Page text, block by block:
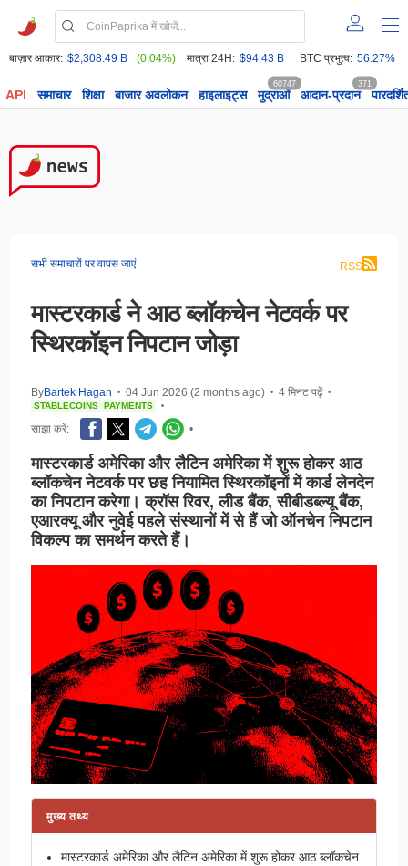
बाज़ार आकार: $2,308.49 B (0.04%) मात्रा 24H: $94.43 B BTC प्रभुत्व: 56.27%
API समाचार शिक्षा बाजार अवलोकन हाइलाइट्स मुद्राओं
60747
आदान-प्रदान
371
सभी समाचारों पर वापस जाएं RSS
मास्टरकार्ड ने आठ ब्लॉकचेन नेटवर्क पर
स्थिरकॉइन निपटान जोड़ा
ByBartek Hagan • 04 Jun 2026 (2 months ago) • 4 मिनट पढ़ें •
STABLECOINS PAYMENTS •
साझा करें: •
मास्टरकार्ड अमेरिका और लैटिन अमेरिका में शुरू होकर आठ
ब्लॉकचेन नेटवर्क पर छह नियामित स्थिरकॉइनों में कार्ड लेनदेन
का निपटान करेगा। क्रॉस रिवर, लीड बैंक, सीबीडब्ल्यू बैंक,
एआरक्यू और नुवेई पहले संस्थानों में से हैं जो ऑनचेन निपटान
विकल्प का समर्थन करते हैं।
मुख्य तथ्य
मास्टरकार्ड अमेरिका और लैटिन अमेरिका में शुरू होकर आठ ब्लॉकचेन